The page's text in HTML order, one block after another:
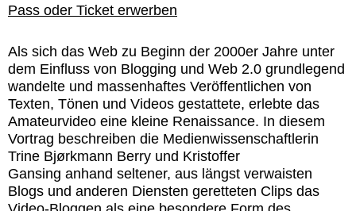
Pass oder Ticket erwerben
Als sich das Web zu Beginn der 2000er Jahre unter
dem Einfluss von Blogging und Web 2.0 grundlegend
wandelte und massenhaftes Veröffentlichen von
Texten, Tönen und Videos gestattete, erlebte das
Amateurvideo eine kleine Renaissance. In diesem
Vortrag beschreiben die Medienwissenschaftlerin
Trine Bjørkmann Berry und Kristoffer
Gansing anhand seltener, aus längst verwaisten
Blogs und anderen Diensten geretteten Clips das